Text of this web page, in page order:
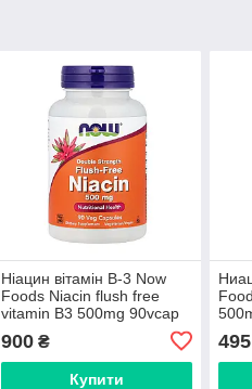
Ніацин вітамін B-3 Now
Foods Niacin flush free
vitamin B3 500mg 90vcap
900₴
Купити
495